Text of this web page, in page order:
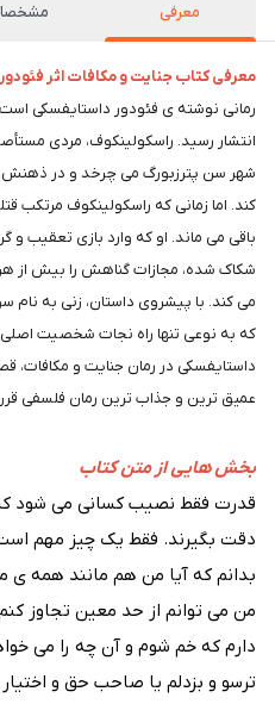
معرفی
معرفی کتاب جنایت و مکافات اثر
انتشار رسید. راسکولینکوف، مردی
شهر سن پترزبورگ می چرخد و در ذهنش،
کند. اما زمانی که راسکولینکوف مرتکب
باقی می ماند. او که وارد بازی تعقیب و
شکاک شده، مجازات گناهش را بیش از
می کند. با پیشروی داستان، زنی به نام
که به نوعی تنها راه نجات شخصیت
داستایفسکی در رمان جنایت و مکافات،
عمیق ترین و جذاب ترین رمان فلسفی
بخش هایی از متن کتاب
قدرت فقط نصیب کسانی می شود
دقت بگیرند. فقط یک چیز مهم
بدانم که آیا من هم مانند همه ی
من می توانم از حد معین تجاوز
دارم که خم شوم و آن چه را می
ترسو و بزدلم یا صاحب حق و